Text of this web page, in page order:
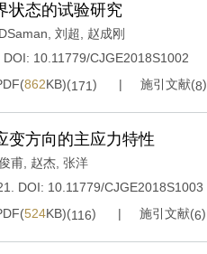
状态的试验研究
刘超
赵成刚
DOI: 10.11779/CJGE2018S1002
862KB)(171) 施引文献(8)
变方向的主应力特性
甫 赵杰 张洋
DOI: 10.11779/CJGE2018S1003
524KB)(116) 施引文献(6)